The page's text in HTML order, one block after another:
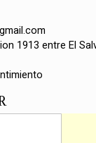
1913 entre El